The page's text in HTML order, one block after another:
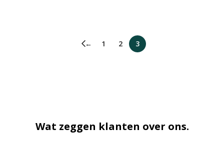
← 1 2 3
Wat zeggen klanten over ons.